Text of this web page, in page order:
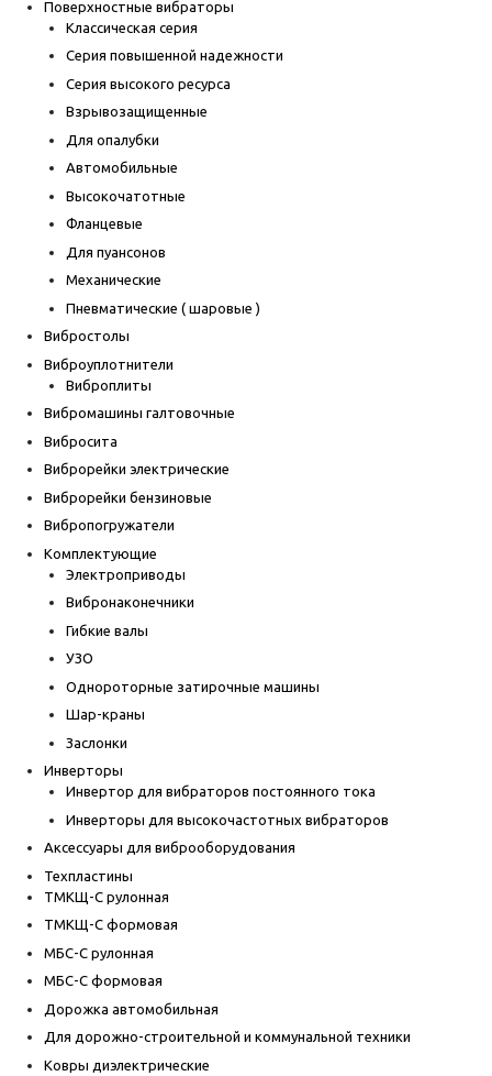
Поверхностные вибраторы
Классическая серия
Серия повышенной надежности
Серия высокого ресурса
Взрывозащищенные
Для опалубки
Автомобильные
Высокочатотные
Фланцевые
Для пуансонов
Механические
Пневматические ( шаровые )
Вибростолы
Виброуплотнители
Виброплиты
Вибромашины галтовочные
Вибросита
Виброрейки электрические
Виброрейки бензиновые
Вибропогружатели
Комплектующие
Электроприводы
Вибронаконечники
Гибкие валы
УЗО
Однороторные затирочные машины
Шар-краны
Заслонки
Инверторы
Инвертор для вибраторов постоянного тока
Инверторы для высокочастотных вибраторов
Аксессуары для виброоборудования
Техпластины
ТМКЩ-С рулонная
ТМКЩ-С формовая
МБС-С рулонная
МБС-С формовая
Дорожка автомобильная
Для дорожно-строительной и коммунальной техники
Ковры диэлектрические